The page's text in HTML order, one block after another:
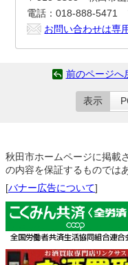
電話：018-888-5471
お問い合わせは専
前のページへ
表示
秋田市ホームページに掲載
の内容を保証するものでは
[バナー広告について]